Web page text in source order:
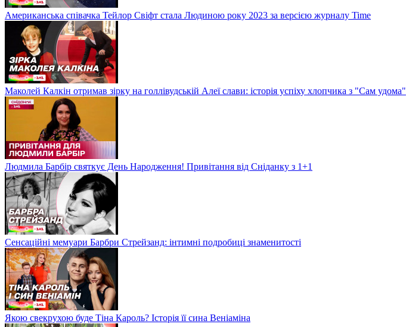
Американська співачка Тейлор Свіфт стала Людиною року 2023 за версією журналу Time
Маколей Калкін отримав зірку на голлівудській Алеї слави: історія успіху хлопчика з "Сам удома"
Людмила Барбір святкує День Народження! Привітання від Сніданку з 1+1
Сенсаційні мемуари Барбри Стрейзанд: інтимні подробиці знаменитості
Якою свекрухою буде Тіна Кароль? Історія її сина Веніаміна